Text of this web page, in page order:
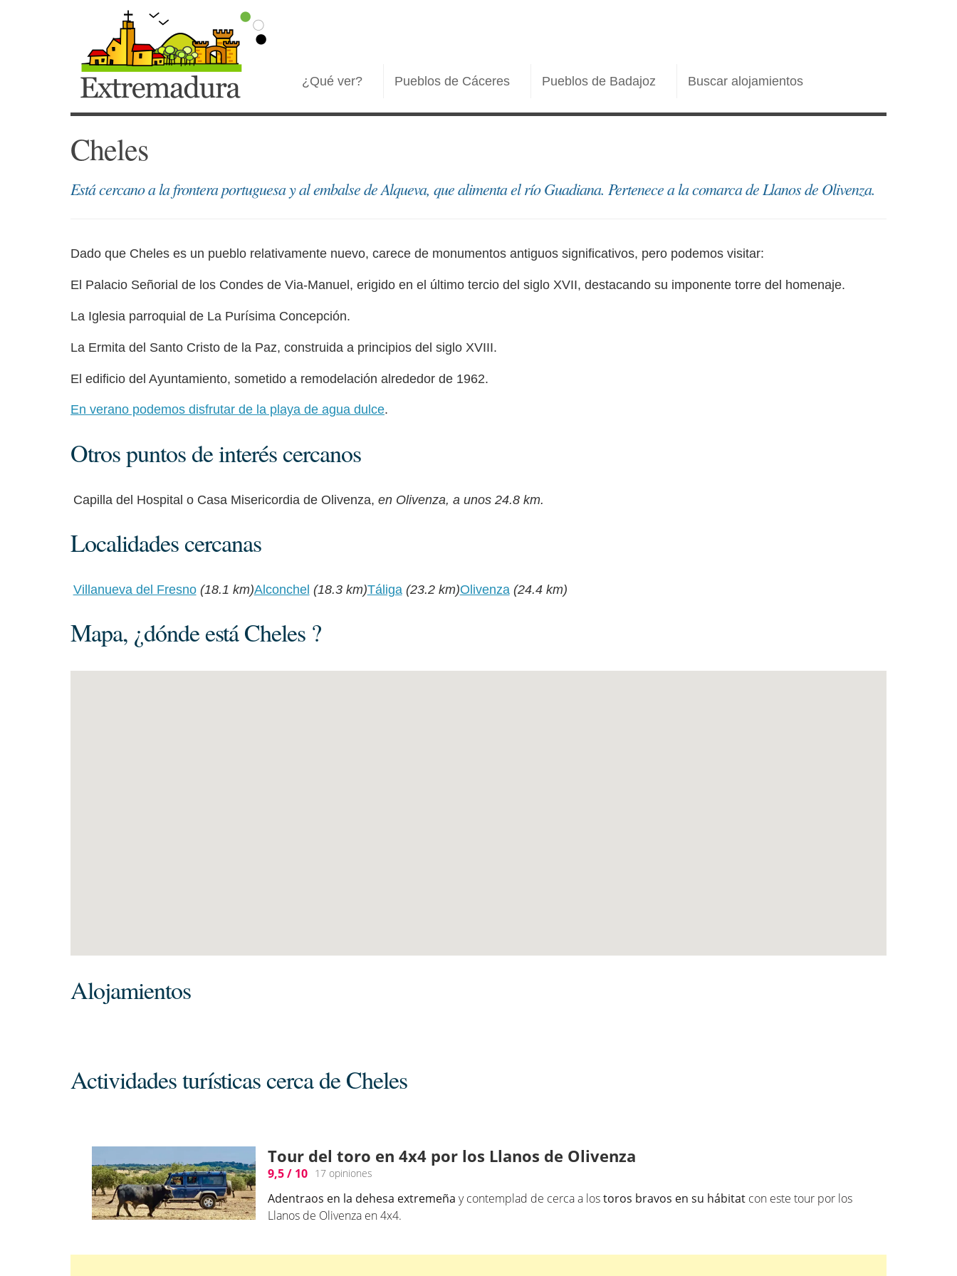
¿Qué ver? Pueblos de Cáceres Pueblos de Badajoz Buscar alojamientos
Cheles
Está cercano a la frontera portuguesa y al embalse de Alqueva, que alimenta el río Guadiana. Pertenece a la comarca de Llanos de Olivenza.
Dado que Cheles es un pueblo relativamente nuevo, carece de monumentos antiguos significativos, pero podemos visitar:
El Palacio Señorial de los Condes de Via-Manuel, erigido en el último tercio del siglo XVII, destacando su imponente torre del homenaje.
La Iglesia parroquial de La Purísima Concepción.
La Ermita del Santo Cristo de la Paz, construida a principios del siglo XVIII.
El edificio del Ayuntamiento, sometido a remodelación alrededor de 1962.
En verano podemos disfrutar de la playa de agua dulce.
Otros puntos de interés cercanos
Capilla del Hospital o Casa Misericordia de Olivenza, en Olivenza, a unos 24.8 km.
Localidades cercanas
Villanueva del Fresno (18.1 km)Alconchel (18.3 km)Táliga (23.2 km)Olivenza (24.4 km)
Mapa, ¿dónde está Cheles ?
Alojamientos
Actividades turísticas cerca de Cheles